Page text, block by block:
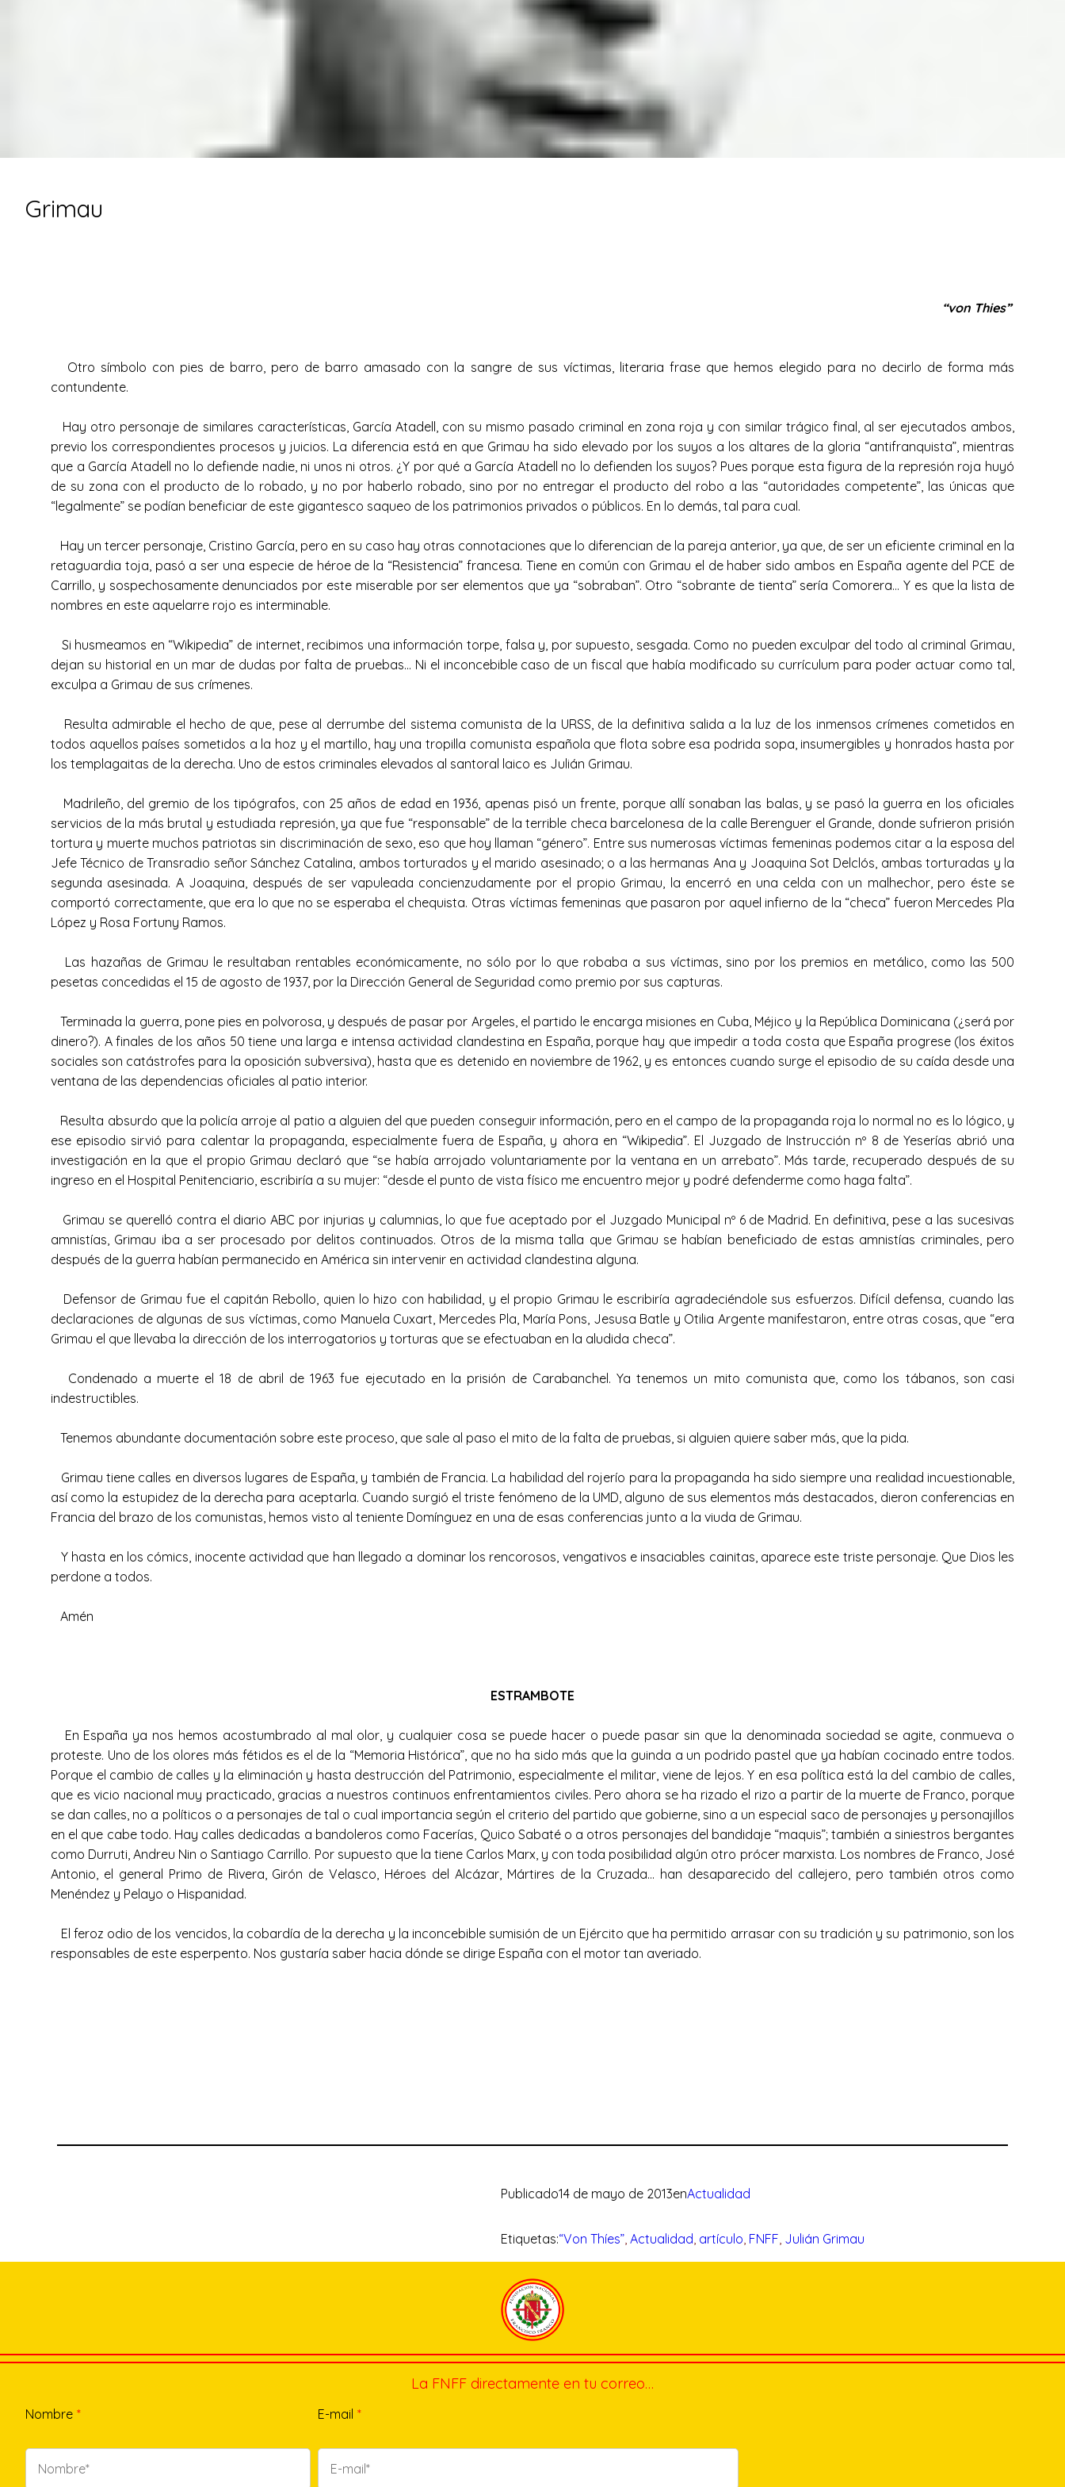
Grimau
“von Thies”
Otro símbolo con pies de barro, pero de barro amasado con la sangre de sus víctimas, literaria frase que hemos elegido para no decirlo de forma más
contundente.
Hay otro personaje de similares características, García Atadell, con su mismo pasado criminal en zona roja y con similar trágico final, al ser ejecutados ambos,
previo los correspondientes procesos y juicios. La diferencia está en que Grimau ha sido elevado por los suyos a los altares de la gloria “antifranquista”, mientras
que a García Atadell no lo defiende nadie, ni unos ni otros. ¿Y por qué a García Atadell no lo defienden los suyos? Pues porque esta figura de la represión roja huyó
de su zona con el producto de lo robado, y no por haberlo robado, sino por no entregar el producto del robo a las “autoridades competente”, las únicas que
“legalmente” se podían beneficiar de este gigantesco saqueo de los patrimonios privados o públicos. En lo demás, tal para cual.
Hay un tercer personaje, Cristino García, pero en su caso hay otras connotaciones que lo diferencian de la pareja anterior, ya que, de ser un eficiente criminal en la
retaguardia toja, pasó a ser una especie de héroe de la “Resistencia” francesa. Tiene en común con Grimau el de haber sido ambos en España agente del PCE de
Carrillo, y sospechosamente denunciados por este miserable por ser elementos que ya “sobraban”. Otro “sobrante de tienta” sería Comorera… Y es que la lista de
nombres en este aquelarre rojo es interminable.
Si husmeamos en “Wikipedia” de internet, recibimos una información torpe, falsa y, por supuesto, sesgada. Como no pueden exculpar del todo al criminal Grimau,
dejan su historial en un mar de dudas por falta de pruebas… Ni el inconcebible caso de un fiscal que había modificado su currículum para poder actuar como tal,
exculpa a Grimau de sus crímenes.
Resulta admirable el hecho de que, pese al derrumbe del sistema comunista de la URSS, de la definitiva salida a la luz de los inmensos crímenes cometidos en
todos aquellos países sometidos a la hoz y el martillo, hay una tropilla comunista española que flota sobre esa podrida sopa, insumergibles y honrados hasta por
los templagaitas de la derecha. Uno de estos criminales elevados al santoral laico es Julián Grimau.
Madrileño, del gremio de los tipógrafos, con 25 años de edad en 1936, apenas pisó un frente, porque allí sonaban las balas, y se pasó la guerra en los oficiales
servicios de la más brutal y estudiada represión, ya que fue “responsable” de la terrible checa barcelonesa de la calle Berenguer el Grande, donde sufrieron prisión
tortura y muerte muchos patriotas sin discriminación de sexo, eso que hoy llaman “género”. Entre sus numerosas víctimas femeninas podemos citar a la esposa del
Jefe Técnico de Transradio señor Sánchez Catalina, ambos torturados y el marido asesinado; o a las hermanas Ana y Joaquina Sot Delclós, ambas torturadas y la
segunda asesinada. A Joaquina, después de ser vapuleada concienzudamente por el propio Grimau, la encerró en una celda con un malhechor, pero éste se
comportó correctamente, que era lo que no se esperaba el chequista. Otras víctimas femeninas que pasaron por aquel infierno de la “checa” fueron Mercedes Pla
López y Rosa Fortuny Ramos.
Las hazañas de Grimau le resultaban rentables económicamente, no sólo por lo que robaba a sus víctimas, sino por los premios en metálico, como las 500
pesetas concedidas el 15 de agosto de 1937, por la Dirección General de Seguridad como premio por sus capturas.
Terminada la guerra, pone pies en polvorosa, y después de pasar por Argeles, el partido le encarga misiones en Cuba, Méjico y la República Dominicana (¿será por
dinero?). A finales de los años 50 tiene una larga e intensa actividad clandestina en España, porque hay que impedir a toda costa que España progrese (los éxitos
sociales son catástrofes para la oposición subversiva), hasta que es detenido en noviembre de 1962, y es entonces cuando surge el episodio de su caída desde una
ventana de las dependencias oficiales al patio interior.
Resulta absurdo que la policía arroje al patio a alguien del que pueden conseguir información, pero en el campo de la propaganda roja lo normal no es lo lógico, y
ese episodio sirvió para calentar la propaganda, especialmente fuera de España, y ahora en “Wikipedia”. El Juzgado de Instrucción nº 8 de Yeserías abrió una
investigación en la que el propio Grimau declaró que “se había arrojado voluntariamente por la ventana en un arrebato”. Más tarde, recuperado después de su
ingreso en el Hospital Penitenciario, escribiría a su mujer: “desde el punto de vista físico me encuentro mejor y podré defenderme como haga falta”.
Grimau se querelló contra el diario ABC por injurias y calumnias, lo que fue aceptado por el Juzgado Municipal nº 6 de Madrid. En definitiva, pese a las sucesivas
amnistías, Grimau iba a ser procesado por delitos continuados. Otros de la misma talla que Grimau se habían beneficiado de estas amnistías criminales, pero
después de la guerra habían permanecido en América sin intervenir en actividad clandestina alguna.
Defensor de Grimau fue el capitán Rebollo, quien lo hizo con habilidad, y el propio Grimau le escribiría agradeciéndole sus esfuerzos. Difícil defensa, cuando las
declaraciones de algunas de sus víctimas, como Manuela Cuxart, Mercedes Pla, María Pons, Jesusa Batle y Otilia Argente manifestaron, entre otras cosas, que “era
Grimau el que llevaba la dirección de los interrogatorios y torturas que se efectuaban en la aludida checa”.
Condenado a muerte el 18 de abril de 1963 fue ejecutado en la prisión de Carabanchel. Ya tenemos un mito comunista que, como los tábanos, son casi
indestructibles.
Tenemos abundante documentación sobre este proceso, que sale al paso el mito de la falta de pruebas, si alguien quiere saber más, que la pida.
Grimau tiene calles en diversos lugares de España, y también de Francia. La habilidad del rojerío para la propaganda ha sido siempre una realidad incuestionable,
así como la estupidez de la derecha para aceptarla. Cuando surgió el triste fenómeno de la UMD, alguno de sus elementos más destacados, dieron conferencias en
Francia del brazo de los comunistas, hemos visto al teniente Domínguez en una de esas conferencias junto a la viuda de Grimau.
Y hasta en los cómics, inocente actividad que han llegado a dominar los rencorosos, vengativos e insaciables cainitas, aparece este triste personaje. Que Dios les
perdone a todos.
Amén
ESTRAMBOTE
En España ya nos hemos acostumbrado al mal olor, y cualquier cosa se puede hacer o puede pasar sin que la denominada sociedad se agite, conmueva o
proteste. Uno de los olores más fétidos es el de la “Memoria Histórica”, que no ha sido más que la guinda a un podrido pastel que ya habían cocinado entre todos.
Porque el cambio de calles y la eliminación y hasta destrucción del Patrimonio, especialmente el militar, viene de lejos. Y en esa política está la del cambio de calles,
que es vicio nacional muy practicado, gracias a nuestros continuos enfrentamientos civiles. Pero ahora se ha rizado el rizo a partir de la muerte de Franco, porque
se dan calles, no a políticos o a personajes de tal o cual importancia según el criterio del partido que gobierne, sino a un especial saco de personajes y personajillos
en el que cabe todo. Hay calles dedicadas a bandoleros como Facerías, Quico Sabaté o a otros personajes del bandidaje “maquis”; también a siniestros bergantes
como Durruti, Andreu Nin o Santiago Carrillo. Por supuesto que la tiene Carlos Marx, y con toda posibilidad algún otro prócer marxista. Los nombres de Franco, José
Antonio, el general Primo de Rivera, Girón de Velasco, Héroes del Alcázar, Mártires de la Cruzada… han desaparecido del callejero, pero también otros como
Menéndez y Pelayo o Hispanidad.
El feroz odio de los vencidos, la cobardía de la derecha y la inconcebible sumisión de un Ejército que ha permitido arrasar con su tradición y su patrimonio, son los
responsables de este esperpento. Nos gustaría saber hacia dónde se dirige España con el motor tan averiado.
Publicado14 de mayo de 2013enActualidad
Etiquetas:“Von Thíes”, Actualidad, artículo, FNFF, Julián Grimau
La FNFF directamente en tu correo…
Nombre * E-mail *